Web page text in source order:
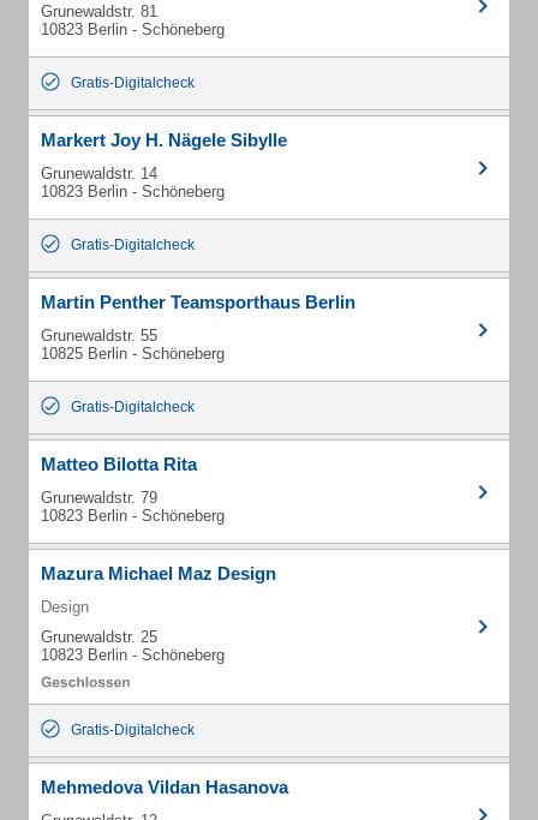
Grunewaldstr. 81
10823 Berlin - Schöneberg
Gratis-Digitalcheck
Markert Joy H. Nägele Sibylle
Grunewaldstr. 14
10823 Berlin - Schöneberg
Gratis-Digitalcheck
Martin Penther Teamsporthaus Berlin
Grunewaldstr. 55
10825 Berlin - Schöneberg
Gratis-Digitalcheck
Matteo Bilotta Rita
Grunewaldstr. 79
10823 Berlin - Schöneberg
Mazura Michael Maz Design
Design
Grunewaldstr. 25
10823 Berlin - Schöneberg
Gratis-Digitalcheck
Mehmedova Vildan Hasanova